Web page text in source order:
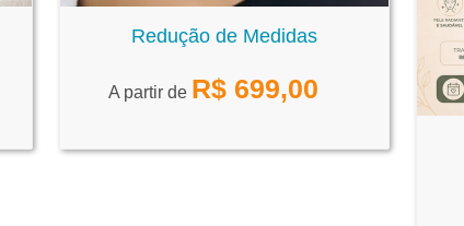
Redução de Medidas
A partir de R$ 699,00